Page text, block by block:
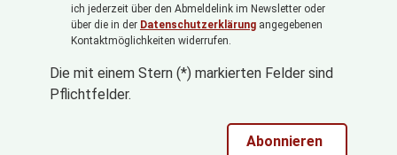
ich jederzeit über den Abmeldelink im Newsletter oder
über die in der Datenschutzerklärung angegebenen
Kontaktmöglichkeiten widerrufen.
Die mit einem Stern (*) markierten Felder sind
Pflichtfelder.
Abonnieren